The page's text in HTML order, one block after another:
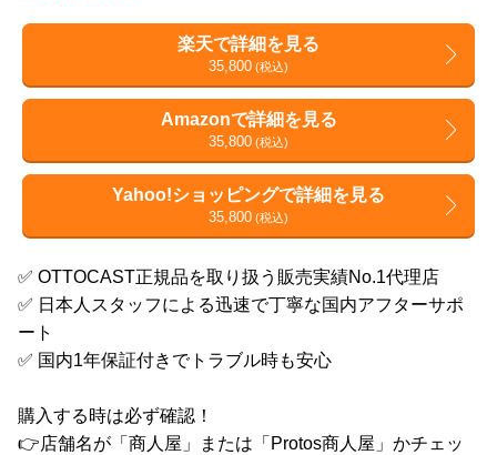
楽天で詳細を見る
35,800 (税込)
Amazonで詳細を見る
35,800 (税込)
Yahoo!ショッピングで詳細を見る
35,800 (税込)
✅ OTTOCAST正規品を取り扱う販売実績No.1代理店
✅ 日本人スタッフによる迅速で丁寧な国内アフターサポ
ート
✅ 国内1年保証付きでトラブル時も安心
購入する時は必ず確認！
👉店舗名が「商人屋」または「Protos商人屋」かチェッ